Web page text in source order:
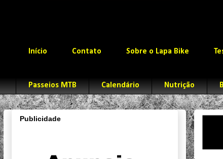
Início Contato Sobre o Lapa Bike
Passeios MTB Calendário Nutrição
Publicidade